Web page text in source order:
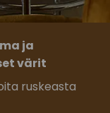
ja
värit
ruskeasta